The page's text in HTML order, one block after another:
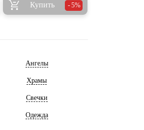
Купить 5%
Ангелы
Храмы
Свечки
Одежда